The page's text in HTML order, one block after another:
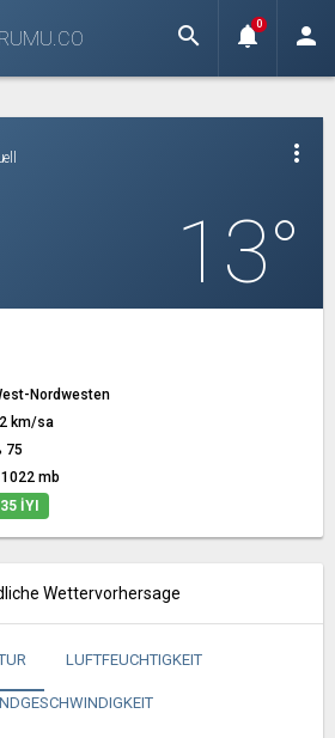
CO search notifications
0 person
more_vert
13°
Nordwesten
km/sa
75
1022 mb
35 İYI
Wettervorhersage
LUFTFEUCHTIGKEIT